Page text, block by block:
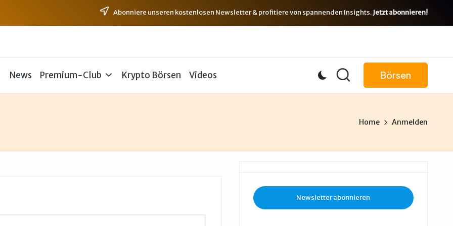
Abonniere unseren kostenlosen Newsletter & profitiere von spannenden Insights.Jetzt abonnieren!
News Premium-Club Krypto Börsen Videos Börsen
Home Anmelden
Newsletter abonnieren